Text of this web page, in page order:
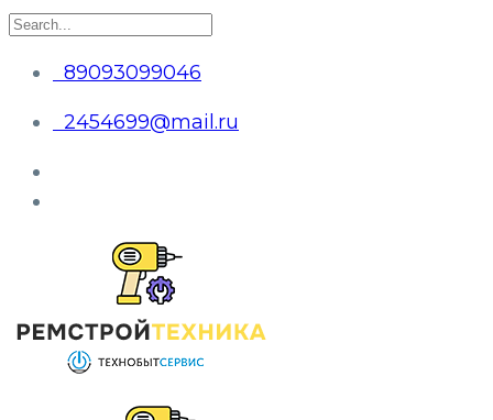
89093099046
2454699@mail.ru